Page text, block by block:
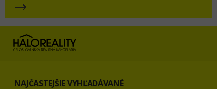
NAJČASTEJŠIE VYHĽADÁVANÉ